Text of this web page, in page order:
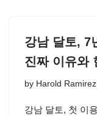
강남 달토, 7
진짜 이유와
by Harold Ramirez
강남 달토, 첫 이